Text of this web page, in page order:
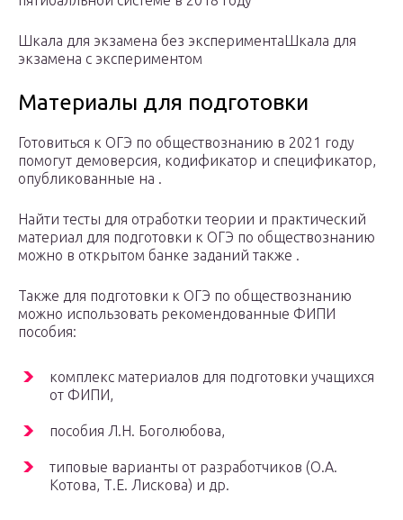
Шкала для экзамена без экспериментаШкала для
экзамена с экспериментом
Материалы для подготовки
Готовиться к ОГЭ по обществознанию в 2021 году
помогут демоверсия, кодификатор и спецификатор,
опубликованные на .
Найти тесты для отработки теории и практический
материал для подготовки к ОГЭ по обществознанию
можно в открытом банке заданий также .
Также для подготовки к ОГЭ по обществознанию
можно использовать рекомендованные ФИПИ
пособия:
комплекс материалов для подготовки учащихся
от ФИПИ,
пособия Л.Н. Боголюбова,
типовые варианты от разработчиков (О.А.
Котова, Т.Е. Лискова) и др.